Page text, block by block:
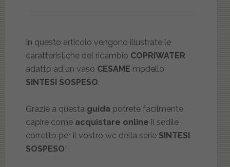
In questo articolo vengono illustrate le
caratteristiche del ricambio COPRIWATER
adatto ad un vaso CESAME modello
SINTESI SOSPESO.
Grazie a questa guidapotrete facilmente
capire come acquistare online il sedile
corretto per il vostro wc della serie SINTESI
SOSPESO!